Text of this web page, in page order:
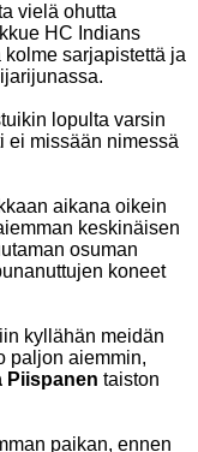
vielä ohutta
HC Indians
sarjapistettä ja
lopulta varsin
ei missään nimessä
aikana oikein
keskinäisen
osuman
koneet
kyllähän meidän
paljon aiemmin,
Piispanen taiston
paikan, ennen